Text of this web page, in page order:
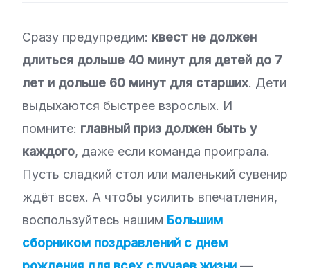
Сразу предупредим: квест не должен
длиться дольше 40 минут для детей до 7
лет и дольше 60 минут для старших. Дети
выдыхаются быстрее взрослых. И
помните: главный приз должен быть у
каждого, даже если команда проиграла.
Пусть сладкий стол или маленький сувенир
ждёт всех. А чтобы усилить впечатления,
воспользуйтесь нашим Большим
сборником поздравлений с днем